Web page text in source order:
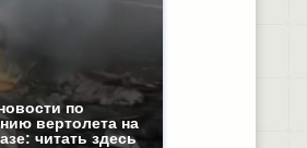
по
вертолета на
читать здесь